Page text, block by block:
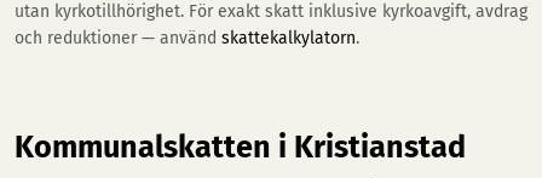
utan kyrkotillhörighet. För exakt skatt inklusive kyrkoavgift, avdrag
och reduktioner — använd skattekalkylatorn.
Kommunalskatten i Kristianstad